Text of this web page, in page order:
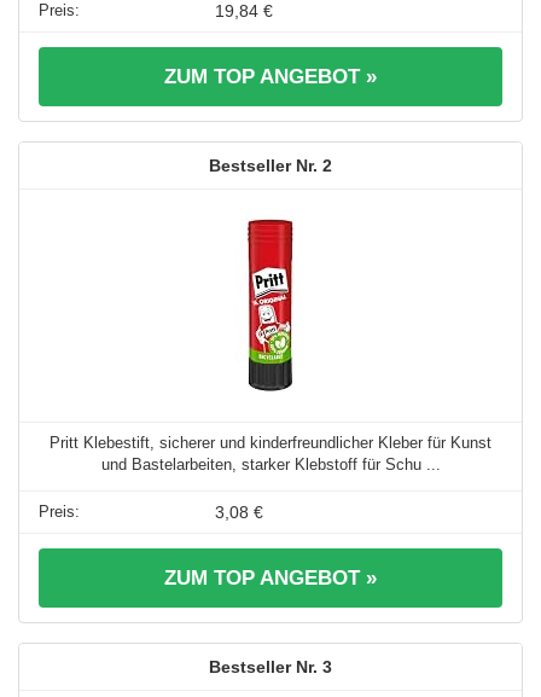
19,84 €
ZUM TOP ANGEBOT »
2
Pritt Klebestift, sicherer und kinderfreundlicher Kleber für Kunst
und Bastelarbeiten, starker Klebstoff für Schu ...
3,08 €
ZUM TOP ANGEBOT »
3